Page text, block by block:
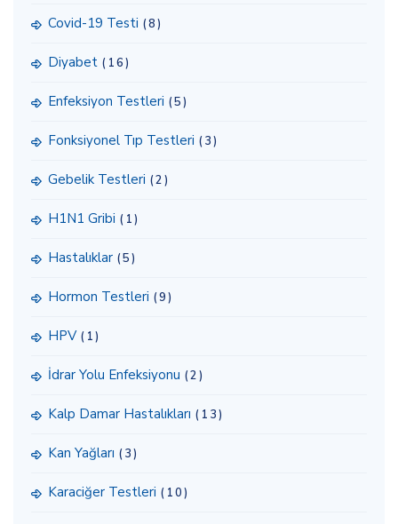
Covid-19 Testi (8)
Diyabet (16)
Enfeksiyon Testleri (5)
Fonksiyonel Tıp Testleri (3)
Gebelik Testleri (2)
H1N1 Gribi (1)
Hastalıklar (5)
Hormon Testleri (9)
HPV (1)
İdrar Yolu Enfeksiyonu (2)
Kalp Damar Hastalıkları (13)
Kan Yağları (3)
Karaciğer Testleri (10)